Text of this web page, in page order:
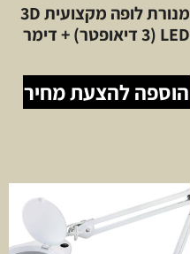
מנורת לופה מקצועית 3D
LED (3 דיאופטר) + דימר
הוספה להצעת מחיר